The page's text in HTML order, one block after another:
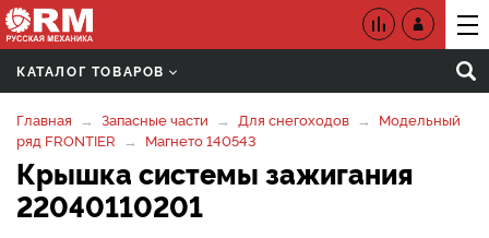
КАТАЛОГ ТОВАРОВ
Главная Запасные части Для снегоходов
Модельный
ряд FRONTIER
Магнето 140543
Крышка системы зажигания
22040110201